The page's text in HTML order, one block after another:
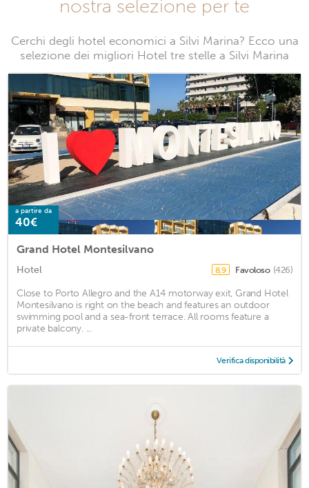
nostra selezione per te
Cerchi degli hotel economici a Silvi Marina? Ecco una
selezione dei migliori Hotel tre stelle a Silvi Marina
a partire da
40€
Grand Hotel Montesilvano
Hotel 8,9 Favoloso (426)
Close to Porto Allegro and the A14 motorway exit, Grand Hotel
Montesilvano is right on the beach and features an outdoor
swimming pool and a sea-front terrace. All rooms feature a
private balcony. ...
Verifica disponibilità